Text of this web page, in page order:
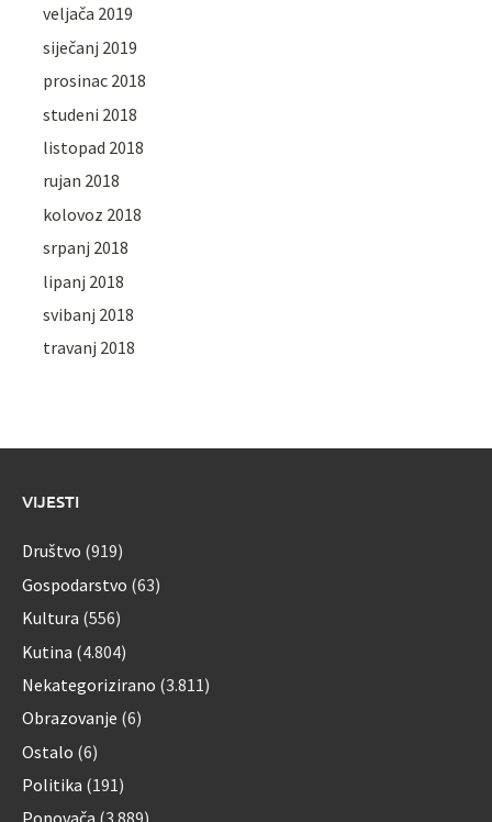
veljača 2019
siječanj 2019
prosinac 2018
studeni 2018
listopad 2018
rujan 2018
kolovoz 2018
srpanj 2018
lipanj 2018
svibanj 2018
travanj 2018
VIJESTI
Društvo (919)
Gospodarstvo (63)
Kultura (556)
Kutina (4.804)
Nekategorizirano (3.811)
Obrazovanje (6)
Ostalo (6)
Politika (191)